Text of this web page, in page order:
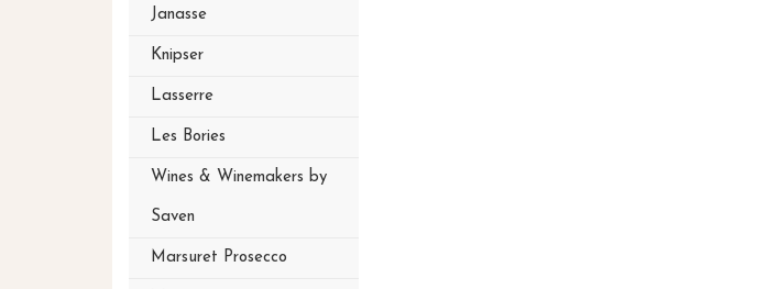
Janasse
Knipser
Lasserre
Les Bories
Wines & Winemakers by
Saven
Marsuret Prosecco